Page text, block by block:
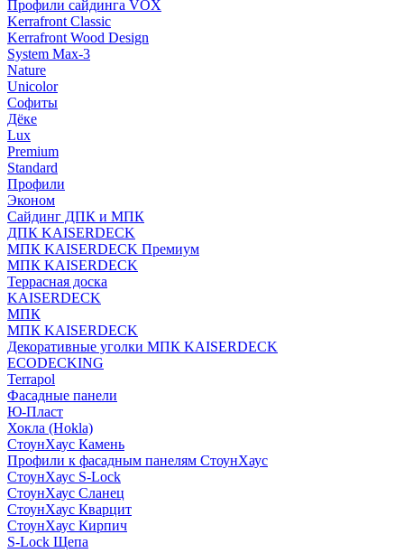
Профили сайдинга VOX
Kerrafront Classic
Kerrafront Wood Design
System Max-3
Nature
Unicolor
Софиты
Дёке
Lux
Premium
Standard
Профили
Эконом
Сайдинг ДПК и МПК
ДПК KAISERDECK
МПК KAISERDECK Премиум
МПК KAISERDECK
Террасная доска
KAISERDECK
МПК
МПК KAISERDECK
Декоративные уголки МПК KAISERDECK
ECODECKING
Terrapol
Фасадные панели
Ю-Пласт
Хокла (Hokla)
СтоунХаус Камень
Профили к фасадным панелям СтоунХаус
СтоунХаус S-Lock
СтоунХаус Сланец
СтоунХаус Кварцит
СтоунХаус Кирпич
S-Lock Щепа